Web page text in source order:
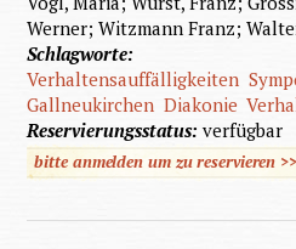
Werner; Witzmann Franz;
Schlagworte:
Verhaltensauffälligkeiten
Gallneukirchen Diakonie
Reservierungsstatus:verfügbar
bitte anmelden um zu reservieren >>